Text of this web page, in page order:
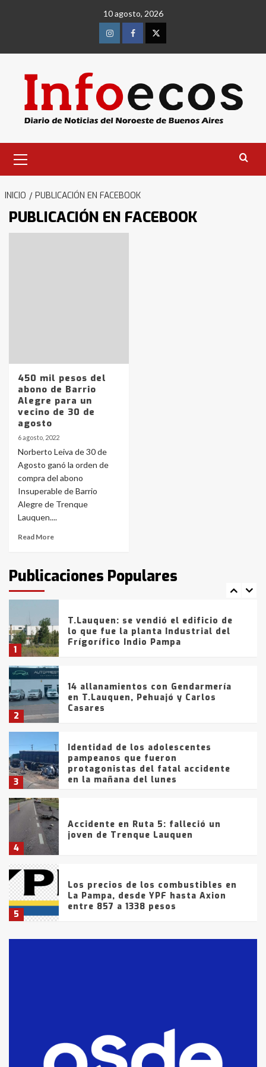
10 agosto, 2026
InstagramFacebookTwitter
primario
INICIO PUBLICACIÓN EN FACEBOOK
PUBLICACIÓN EN FACEBOOK
450 mil pesos del
abono de Barrio
Alegre para un
vecino de 30 de
agosto
6 agosto, 2022
Norberto Leiva de 30 de
Agosto ganó la orden de
compra del abono
Insuperable de Barrio
Alegre de Trenque
Lauquen....
Read More
Publicaciones Populares
4
Accidente en Ruta 5: falleció un
joven de Trenque Lauquen
5
6
La Bolsa de Cereales de Bahía
Blanca anticipa que Agosto vendrá
con lluvias y heladas, en gran parte
fueron detenidos por
comercialización de drogas en la
tarde del sábado
1
T.Lauquen: se vendió el edificio de
lo que fue la planta Industrial del
Frígorífico Indio Pampa
2
14 allanamientos con Gendarmería
en T.Lauquen, Pehuajó y Carlos
Casares
3
Identidad de los adolescentes
pampeanos que fueron
protagonistas del fatal accidente
en la mañana del lunes
4
Accidente en Ruta 5: falleció un
joven de Trenque Lauquen
5
Los precios de los combustibles en
La Pampa, desde YPF hasta Axion
entre 857 a 1338 pesos
fueron detenidos por
comercialización de drogas en la
tarde del sábado